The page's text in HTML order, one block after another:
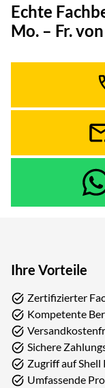
Echte
Mo. – Fr.
Ihre Vorteile
Zertifizierter
Kompetente
Sichere
Zugriff auf
Umfassende